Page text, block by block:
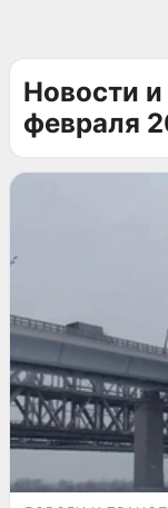
Новости
февраля